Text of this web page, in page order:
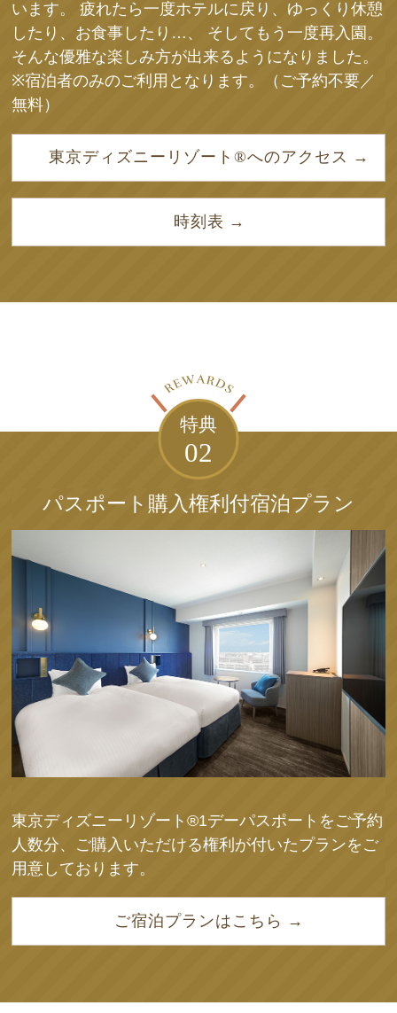
います。 疲れたら一度ホテルに戻り、ゆっくり休憩
したり、お食事したり…、 そしてもう一度再入園。
そんな優雅な楽しみ方が出来るようになりました。
※宿泊者のみのご利用となります。（ご予約不要／
無料）
東京ディズニーリゾート®へのアクセス
時刻表
特典
02
パスポート購入権利付宿泊プラン
東京ディズニーリゾート®1デーパスポートをご予約
人数分、ご購入いただける権利が付いたプランをご
用意しております。
ご宿泊プランはこちら